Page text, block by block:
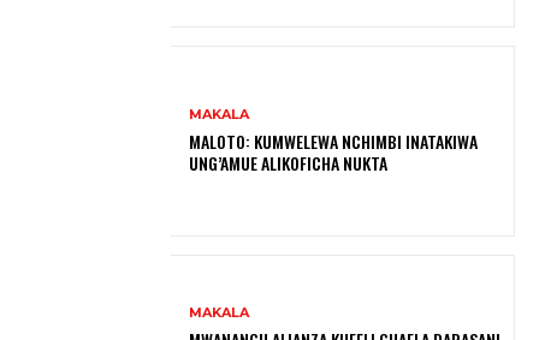
MAKALA
MALOTO: KUMWELEWA NCHIMBI INATAKIWA
UNG’AMUE ALIKOFICHA NUKTA
MAKALA